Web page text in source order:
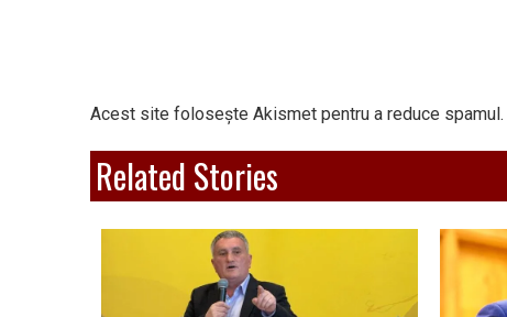
Acest site folosește Akismet pentru a reduce spamul.
Related Stories